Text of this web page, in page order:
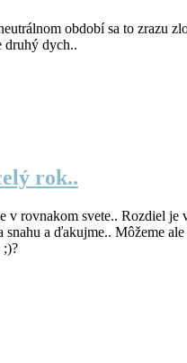
období sa to zrazu
druhý dych..
rok..
rovnakom svete.. Rozdiel je
a ďakujme.. Môžeme
;)?